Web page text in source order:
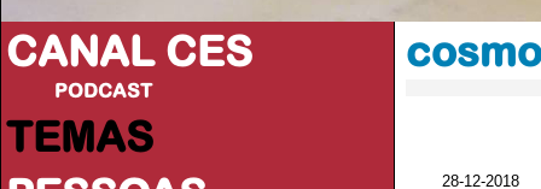
CANAL CES
PODCAST
TEMAS
28-12-